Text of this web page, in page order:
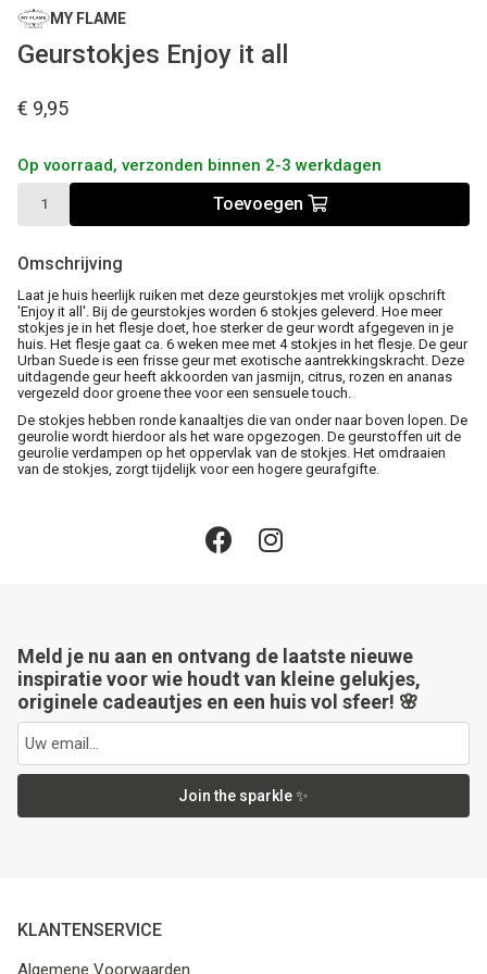
MY FLAME
Geurstokjes Enjoy it all
€ 9,95
Op voorraad, verzonden binnen 2-3 werkdagen
Toevoegen
Omschrijving
Laat je huis heerlijk ruiken met deze geurstokjes met vrolijk opschrift
'Enjoy it all'. Bij de geurstokjes worden 6 stokjes geleverd. Hoe meer
stokjes je in het flesje doet, hoe sterker de geur wordt afgegeven in je
huis. Het flesje gaat ca. 6 weken mee met 4 stokjes in het flesje. De geur
Urban Suede is een frisse geur met exotische aantrekkingskracht. Deze
uitdagende geur heeft akkoorden van jasmijn, citrus, rozen en ananas
vergezeld door groene thee voor een sensuele touch.
De stokjes hebben ronde kanaaltjes die van onder naar boven lopen. De
geurolie wordt hierdoor als het ware opgezogen. De geurstoffen uit de
geurolie verdampen op het oppervlak van de stokjes. Het omdraaien
van de stokjes, zorgt tijdelijk voor een hogere geurafgifte.
Meld je nu aan en ontvang de laatste nieuwe
inspiratie voor wie houdt van kleine gelukjes,
originele cadeautjes en een huis vol sfeer! 🌸
Join the sparkle ✨
KLANTENSERVICE
Algemene Voorwaarden